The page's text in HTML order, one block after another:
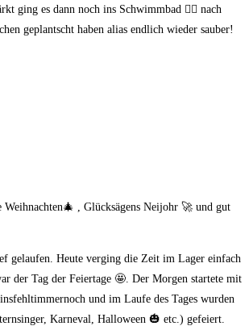
ging es dann noch ins Schwimmbad 🏊‍♀ nach
geplantscht haben alias endlich wieder sauber!
Weihnachten🎄 , Glücksägens Neijohr 🚀 und gut
gelaufen. Heute verging die Zeit im Lager einfach
der Tag der Feiertage 🤩. Der Morgen startete mit
und im Laufe des Tages wurden
Karneval, Halloween 🎃 etc.) gefeiert.